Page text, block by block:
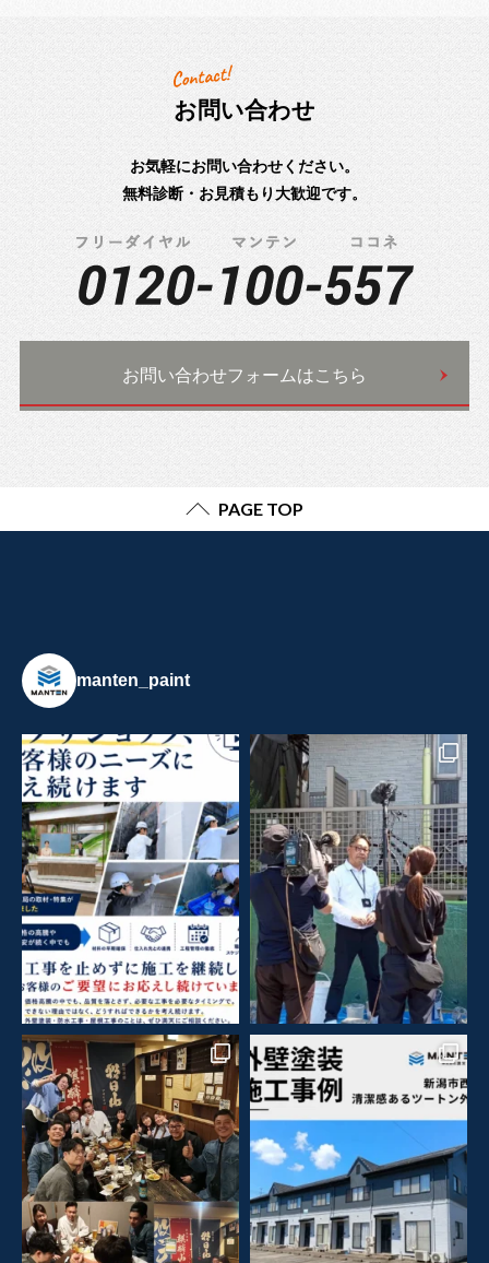
お問い合わせ
お気軽にお問い合わせください。
無料診断・お見積もり大歓迎です。
お問い合わせフォームはこちら
PAGE TOP
manten_paint